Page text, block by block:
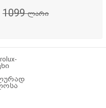
1099ლარი